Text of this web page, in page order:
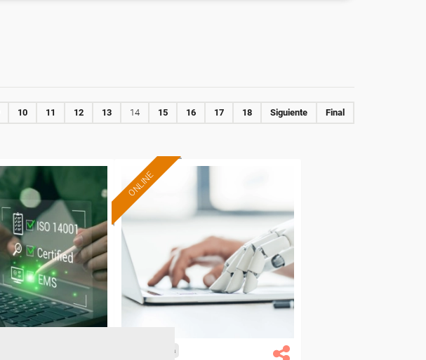
10 11 12 13 14 15 16 17 18 Siguiente Final
ONLINE
Cursos Femxa